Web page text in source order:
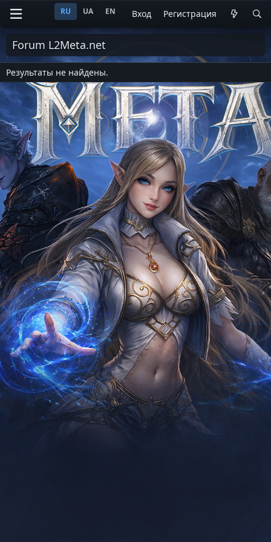
RU UA EN Вход Регистрация
Forum L2Meta.net
Результаты не найдены.